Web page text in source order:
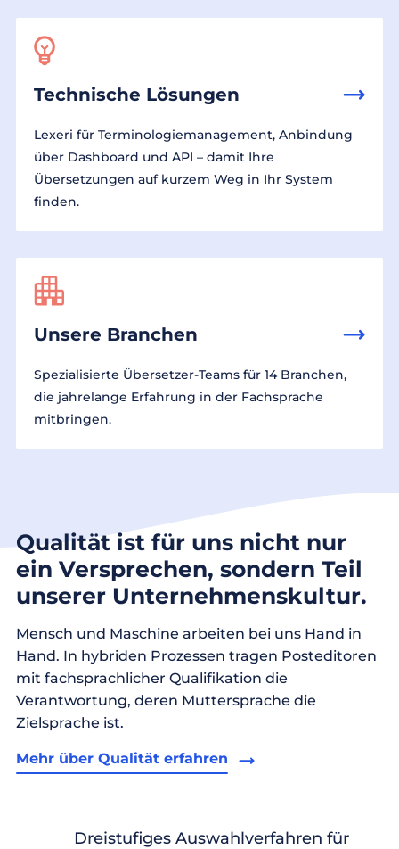
Technische Lösungen
Lexeri für Terminologiemanagement, Anbindung
über Dashboard und API – damit Ihre
Übersetzungen auf kurzem Weg in Ihr System
finden.
Unsere Branchen
Spezialisierte Übersetzer-Teams für 14 Branchen,
die jahrelange Erfahrung in der Fachsprache
mitbringen.
Qualität ist für uns nicht nur
ein Versprechen, sondern Teil
unserer Unternehmenskultur.
Mensch und Maschine arbeiten bei uns Hand in
Hand. In hybriden Prozessen tragen Posteditoren
mit fachsprachlicher Qualifikation die
Verantwortung, deren Muttersprache die
Zielsprache ist.
Mehr über Qualität erfahren
Dreistufiges Auswahlverfahren für